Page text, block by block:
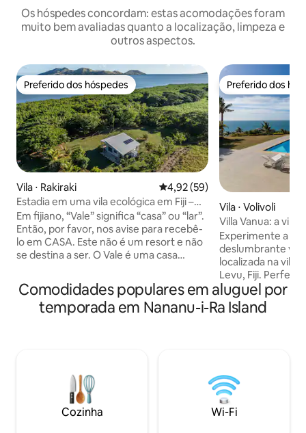
Os hóspedes concordam: estas acomodações foram
muito bem avaliadas quanto a localização, limpeza e
outros aspectos.
Preferido dos hóspedes
Preferido dos hóspedes
Vila ⋅ Rakiraki 4,92 de uma avaliação média
4,92 (59)
Estadia em uma vila ecológica em Fiji –
The Vale em Nanumi Au
Em fijiano, “Vale” significa “casa” ou “lar”.
Então, por favor, nos avise para recebê-
lo em CASA. Este não é um resort e não
se destina a ser. O Vale é uma casa
floresta de mangue e a uma curta
distância a pé de uma comunidade de
aldeia ativa. Os hóspedes ficam em seu
próprio espaço tranquilo, ao mesmo
Esta acomodação faz parte do Nanumi
Au Eco Village – consulte outros
anúncios para ver mais opções de
acomodação.
Preferido dos
Preferido dos
Vila ⋅ Volivoli
Villa Vanua: a vila
avaliada em Fiji
Experimente a
deslumbrante
localizada na
Levu, Fiji. Perfeita para grupos de até 10
hóspedes, a Villa
quartos com ar-
banheiros, uma
combinação
espaço e luxo. Há também uma grande
variedade de
água para você
Comodidades populares em aluguel por
temporada em Nananu-i-Ra Island
Cozinha Wi-Fi